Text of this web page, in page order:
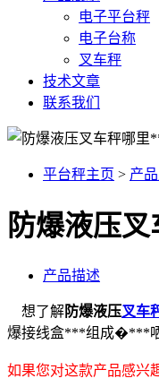
电子平台秤
电子台称
叉车秤
技术文章
联系我们
平台秤主页 > 产
防爆液压
产品描述
想了解防爆液压叉车
爆接线盒***组成�***
如果您对这款产品感兴